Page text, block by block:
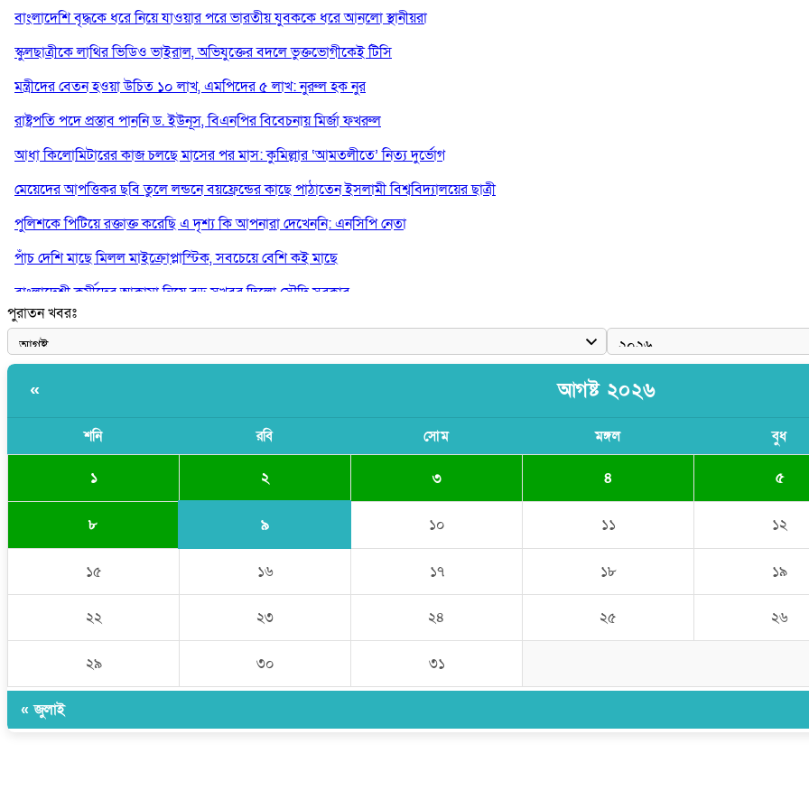
বাংলাদেশি বৃদ্ধকে ধরে নিয়ে যাওয়ার পরে ভারতীয় যুবককে ধরে আনলো স্থানীয়রা
স্কুলছাত্রীকে লাথির ভিডিও ভাইরাল, অভিযুক্তের বদলে ভুক্তভোগীকেই টিসি
মন্ত্রীদের বেতন হওয়া উচিত ১০ লাখ, এমপিদের ৫ লাখ: নুরুল হক নুর
রাষ্ট্রপতি পদে প্রস্তাব পাননি ড. ইউনূস, বিএনপির বিবেচনায় মির্জা ফখরুল
আধা কিলোমিটারের কাজ চলছে মাসের পর মাস: কুমিল্লার ‘আমতলীতে’ নিত্য দুর্ভোগ
মেয়েদের আপত্তিকর ছবি তুলে লন্ডনে বয়ফ্রেন্ডের কাছে পাঠাতেন ইসলামী বিশ্ববিদ্যালয়ের ছাত্রী
পুলিশকে পিটিয়ে রক্তাক্ত করেছি এ দৃশ্য কি আপনারা দেখেননি: এনসিপি নেতা
পাঁচ দেশি মাছে মিলল মাইক্রোপ্লাস্টিক, সবচেয়ে বেশি কই মাছে
বাংলাদেশী কর্মীদের আকামা নিয়ে বড় সুখবর দিলো সৌদি সরকার
ভারতের পূর্ব সীমান্তে এখন ‘আরেকটি পাকিস্তান’ গড়ে উঠেছে: সজীব ওয়াজেদ জয়
পুরাতন খবরঃ
« আগষ্ট ২০২৬
শনি রবি সোম মঙ্গল বুধ
১ ২ ৩ ৪ ৫
৮ ৯ ১০ ১১ ১২
১৫ ১৬ ১৭ ১৮ ১৯
২২ ২৩ ২৪ ২৫ ২৬
২৯ ৩০ ৩১
« জুলাই